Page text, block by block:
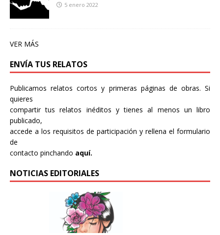
5 enero 2022
VER MÁS
ENVÍA TUS RELATOS
Publicamos relatos cortos y primeras páginas de obras. Si
quieres
compartir tus relatos inéditos y tienes al menos un libro
publicado,
accede a los requisitos de participación y rellena el formulario
de
contacto pinchando aquí.
NOTICIAS EDITORIALES